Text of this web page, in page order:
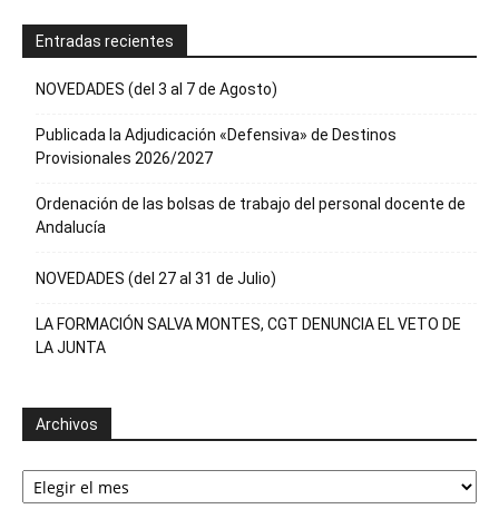
Entradas recientes
NOVEDADES (del 3 al 7 de Agosto)
Publicada la Adjudicación «Defensiva» de Destinos
Provisionales 2026/2027
Ordenación de las bolsas de trabajo del personal docente de
Andalucía
NOVEDADES (del 27 al 31 de Julio)
LA FORMACIÓN SALVA MONTES, CGT DENUNCIA EL VETO DE
LA JUNTA
Archivos
Archivos